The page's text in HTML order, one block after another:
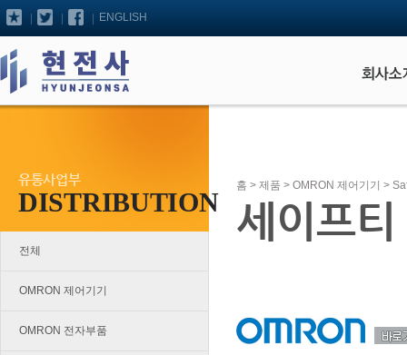
ENGLISH
유통사업부
DISTRIBUTION
전체
OMRON 제어기기
OMRON 전자부품
홈 > 제품 > OMRON 제어기기 >
세이프